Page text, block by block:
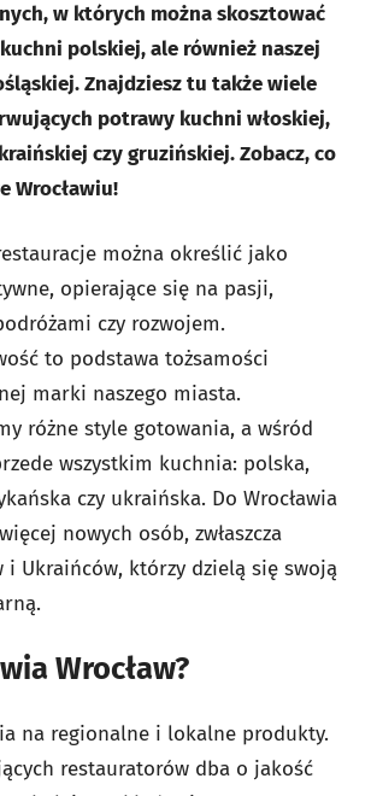
w których można skosztować
polskiej, ale również naszej
Znajdziesz tu także wiele
potrawy kuchni włoskiej,
czy gruzińskiej. Zobacz, co
Wrocławiu!
można określić jako
opierające się na pasji,
czy rozwojem.
to podstawa tożsamości
marki naszego miasta.
różne style gotowania, a wśród
wszystkim kuchnia: polska,
czy ukraińska. Do Wrocławia
nowych osób, zwłaszcza
i Ukraińców, którzy dzielą się swoją
Wrocław?
na regionalne i lokalne produkty.
restauratorów dba o jakość